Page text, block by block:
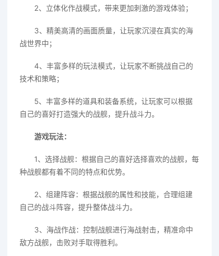
2、立体化作战模式，带来更加刺激的游戏体验；
3、精美高清的画面质量，让玩家沉浸在真实的海
战世界中；
4、丰富多样的玩法模式，让玩家不断挑战自己的
技术和策略；
5、丰富多样的道具和装备系统，让玩家可以根据
自己的喜好打造强大的战舰，提升战斗力。
游戏玩法：
1、选择战舰：根据自己的喜好选择喜欢的战舰，每
种战舰都有着不同的特点和优势。
2、组建阵容：根据战舰的属性和技能，合理组建
自己的战斗阵容，提升整体战斗力。
3、海战作战：控制战舰进行海战射击，精准命中
敌方战舰，击败对手取得胜利。